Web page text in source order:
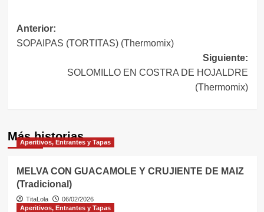
Navegación
de
entradas
Anterior:
SOPAIPAS (TORTITAS) (Thermomix)
Siguiente:
SOLOMILLO EN COSTRA DE HOJALDRE
(Thermomix)
Más historias
Aperitivos, Entrantes y Tapas
MELVA CON GUACAMOLE Y CRUJIENTE DE MAIZ
(Tradicional)
TitaLola
06/02/2026
Aperitivos, Entrantes y Tapas